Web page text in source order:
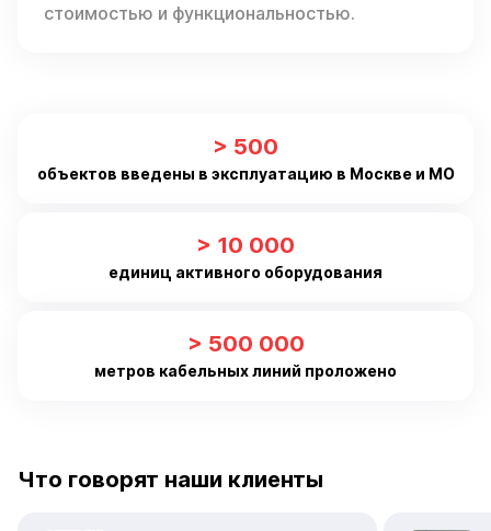
стоимостью и функциональностью.
> 500
объектов введены в эксплуатацию в Москве и МО
> 10 000
единиц активного оборудования
> 500 000
метров кабельных линий проложено
Что говорят наши клиенты